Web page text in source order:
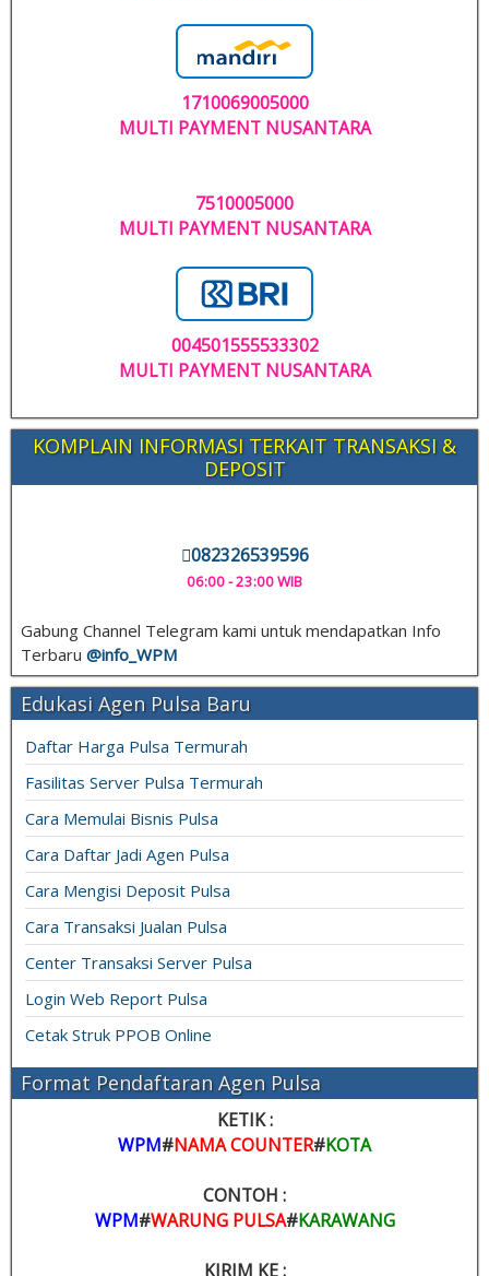
1710069005000
MULTI PAYMENT NUSANTARA
7510005000
MULTI PAYMENT NUSANTARA
004501555533302
MULTI PAYMENT NUSANTARA
KOMPLAIN INFORMASI TERKAIT TRANSAKSI &
DEPOSIT
082326539596
06:00 - 23:00 WIB
Gabung Channel Telegram kami untuk mendapatkan Info
Terbaru @info_ WPM
Edukasi Agen Pulsa Baru
Daftar Harga Pulsa Termurah
Fasilitas Server Pulsa Termurah
Cara Memulai Bisnis Pulsa
Cara Daftar Jadi Agen Pulsa
Cara Mengisi Deposit Pulsa
Cara Transaksi Jualan Pulsa
Center Transaksi Server Pulsa
Login Web Report Pulsa
Cetak Struk PPOB Online
Format Pendaftaran Agen Pulsa
KETIK :
WPM#NAMA COUNTER#KOTA
CONTOH :
WPM#WARUNG PULSA#KARAWANG
KIRIM KE :